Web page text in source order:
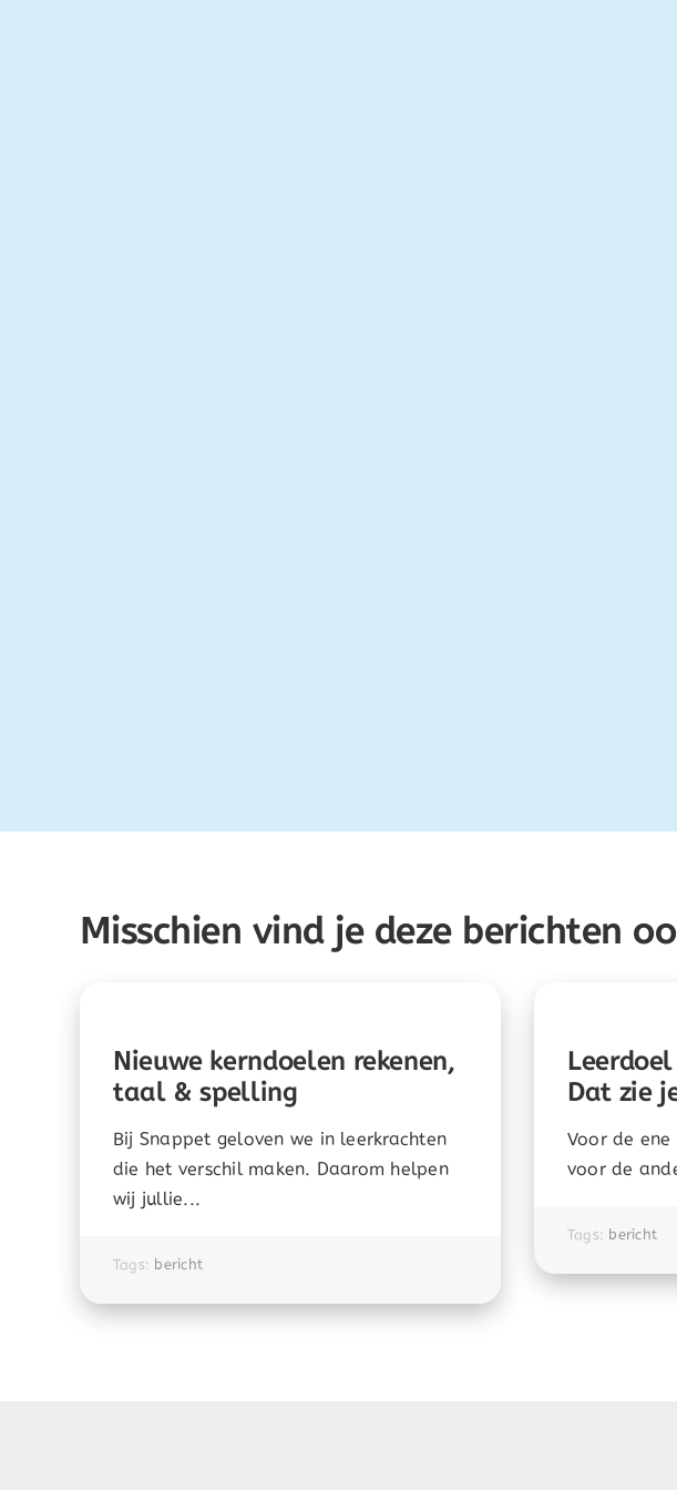
Misschien vind je deze berichten
Nieuwe kerndoelen rekenen,
taal & spelling
Bij Snappet geloven we in leerkrachten
die het verschil maken. Daarom helpen
wij jullie...
Tags: bericht
Dat zie
Voor de
voor de
Tags: bericht